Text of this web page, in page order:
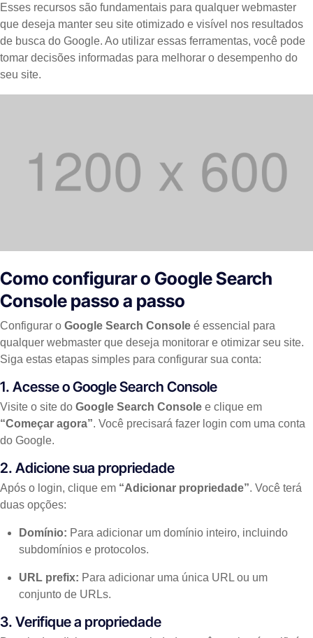
Esses recursos são fundamentais para qualquer webmaster
que deseja manter seu site otimizado e visível nos resultados
de busca do Google. Ao utilizar essas ferramentas, você pode
tomar decisões informadas para melhorar o desempenho do
seu site.
Como configurar o Google Search
Console passo a passo
Configurar o Google Search Console é essencial para
qualquer webmaster que deseja monitorar e otimizar seu site.
Siga estas etapas simples para configurar sua conta:
1. Acesse o Google Search Console
Visite o site do Google Search Console e clique em
“Começar agora”. Você precisará fazer login com uma conta
do Google.
2. Adicione sua propriedade
Após o login, clique em “Adicionar propriedade”. Você terá
duas opções:
Domínio: Para adicionar um domínio inteiro, incluindo
subdomínios e protocolos.
URL prefix: Para adicionar uma única URL ou um
conjunto de URLs.
3. Verifique a propriedade